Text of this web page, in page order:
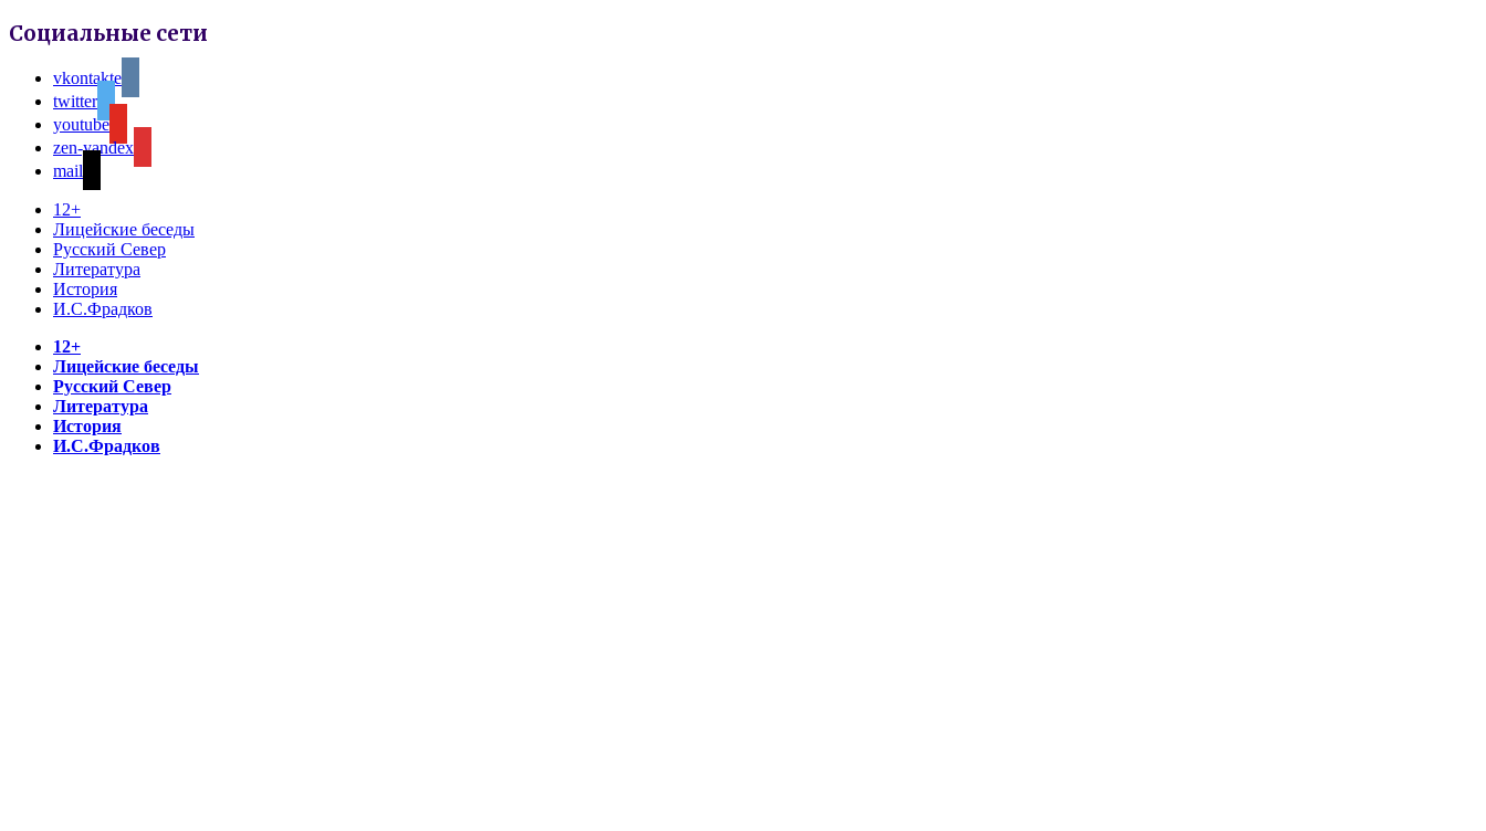
Социальные сети
vkontakte
twitter
youtube
zen-yandex
mail
12+
Лицейские беседы
Русский Север
Литература
История
И.С.Фрадков
12+
Лицейские беседы
Русский Север
Литература
История
И.С.Фрадков